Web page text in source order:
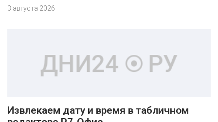
3 августа 2026
Извлекаем дату и время в табличном